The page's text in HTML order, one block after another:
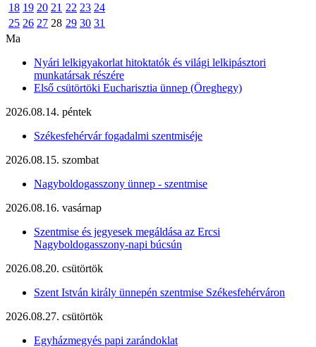
18 19 20 21 22 23 24
25 26 27 28 29 30 31
Ma
Nyári lelkigyakorlat hitoktatók és világi lelkipásztori
munkatársak részére
Első csütörtöki Eucharisztia ünnep (Öreghegy)
2026.08.14. péntek
Székesfehérvár fogadalmi szentmiséje
2026.08.15. szombat
Nagyboldogasszony ünnep - szentmise
2026.08.16. vasárnap
Szentmise és jegyesek megáldása az Ercsi
Nagyboldogasszony-napi búcsún
2026.08.20. csütörtök
Szent István király ünnepén szentmise Székesfehérváron
2026.08.27. csütörtök
Egyházmegyés papi zarándoklat